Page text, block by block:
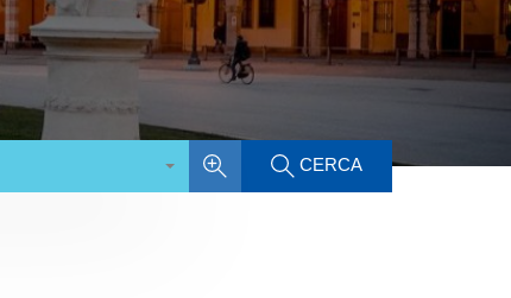
CERCA